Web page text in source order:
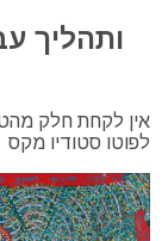
ותהליך
אין לקחת חלק
לפוטו סטודיו מקס